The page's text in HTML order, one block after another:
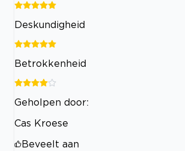
Deskundigheid
Betrokkenheid
Geholpen door:
Cas Kroese
Beveelt aan